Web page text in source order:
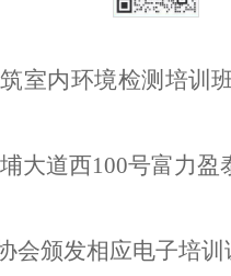
室内环境检测 培训
大道西100号富力盈
会颁发相应电子培训